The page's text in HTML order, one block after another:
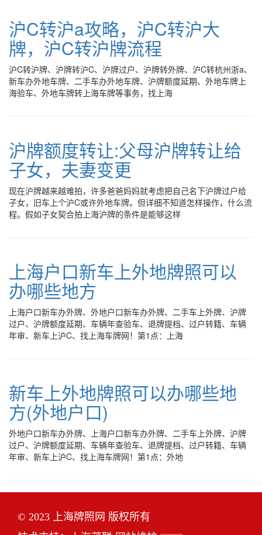
沪C转沪a攻略，沪C转沪大
牌，沪C转沪牌流程
沪C转沪牌、沪牌转沪C、沪牌过户、沪牌转外牌、沪C转杭州浙a、
新车办外地车牌、二手车办外地车牌、沪牌额度延期、外地车牌上
海验车、外地车牌转上海车牌等事务，找上海
沪牌额度转让:父母沪牌转让给
子女，夫妻变更
现在沪牌越来越难拍，许多爸爸妈妈就考虑把自己名下沪牌过户给
子女，旧车上个沪C或许外地车牌。但详细不知道怎样操作，什么流
程。假如子女契合拍上海沪牌的条件是能够这样
上海户口新车上外地牌照可以
办哪些地方
上海户口新车办外牌、外地户口新车办外牌、二手车上外牌、沪牌
过户、沪牌额度延期、车辆年查验车、退牌提档、过户转籍、车辆
年审、新车上沪C、找上海车牌网！第1点：上海
新车上外地牌照可以办哪些地
方(外地户口)
外地户口新车办外牌、上海户口新车办外牌、二手车上外牌、沪牌
过户、沪牌额度延期、车辆年查验车、退牌提档、过户转籍、车辆
年审、新车上沪C、找上海车牌网！第1点：外地
© 2023 上海牌照网 版权所有